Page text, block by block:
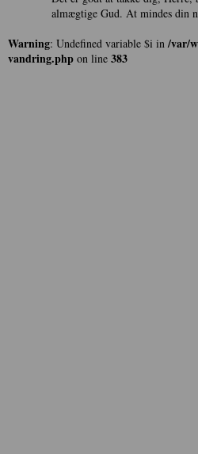
almægtige Gud. At mindes din nåde hver
Warning: Undefined variable $i in/var/
vandring.php on line 383